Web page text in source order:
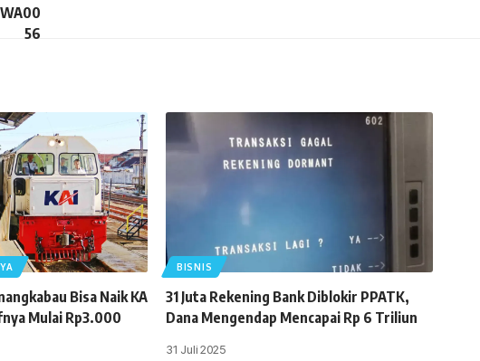
Bisa Naik KA
Mulai Rp3.000
BISNIS
31 Juta Rekening Bank Diblokir PPATK,
Dana Mengendap Mencapai Rp 6 Triliun
31 Juli 2025